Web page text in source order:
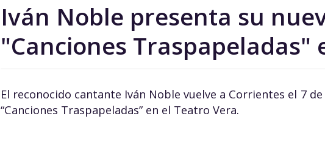
Iván Noble presenta su
"Canciones Traspapeladas"
El reconocido cantante Iván Noble vuelve a Corrientes el 7
“Canciones Traspapeladas” en el Teatro Vera.